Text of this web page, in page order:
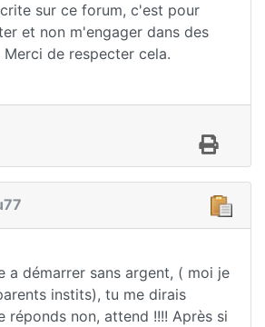
sur ce forum, c'est pour
et non m'engager dans des
de respecter cela.
a démarrer sans argent, ( moi je
instits), tu me dirais
réponds non, attend !!!! Après si